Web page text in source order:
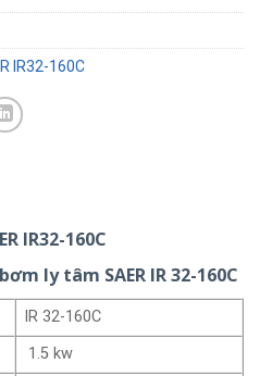
IR32-160C
IR32-160C
ly tâm SAER IR 32-160C
IR 32-160C
1.5 kw